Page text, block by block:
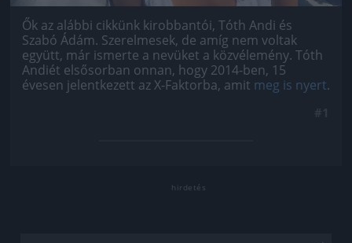
Ők az alábbi cikkünk kirobbantói, Tóth Andi és
Szabó Ádám. Szerelmesek, de amíg nem voltak
együtt, már ismerte a nevüket a közvélemény. Tóth
Andiét elsősorban onnan, hogy 2014-ben, 15
évesen jelentkezett az X-Faktorba, amit meg is nyert.